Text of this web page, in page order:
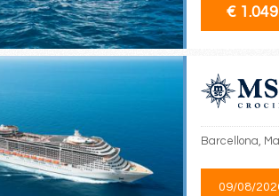
€ 1.049
Barcellona,
09/08/